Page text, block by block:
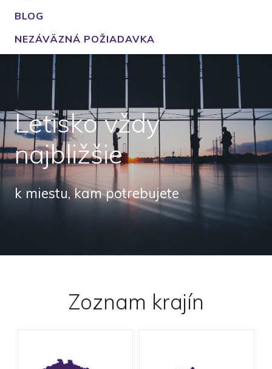
BLOG
NEZÁVÄZNÁ POŽIADAVKA
Letisko vždy
najbližšie
k miestu, kam potrebujete
Zoznam krajín